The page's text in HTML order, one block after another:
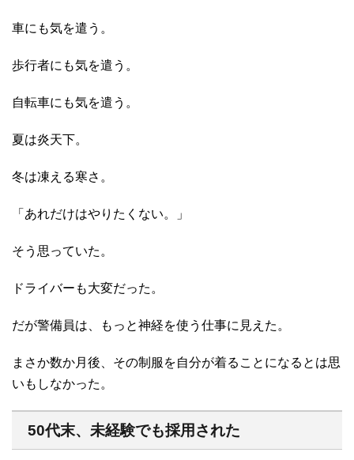
車にも気を遣う。
歩行者にも気を遣う。
自転車にも気を遣う。
夏は炎天下。
冬は凍える寒さ。
「あれだけはやりたくない。」
そう思っていた。
ドライバーも大変だった。
だが警備員は、もっと神経を使う仕事に見えた。
まさか数か月後、その制服を自分が着ることになるとは思
いもしなかった。
50代末、未経験でも採用された